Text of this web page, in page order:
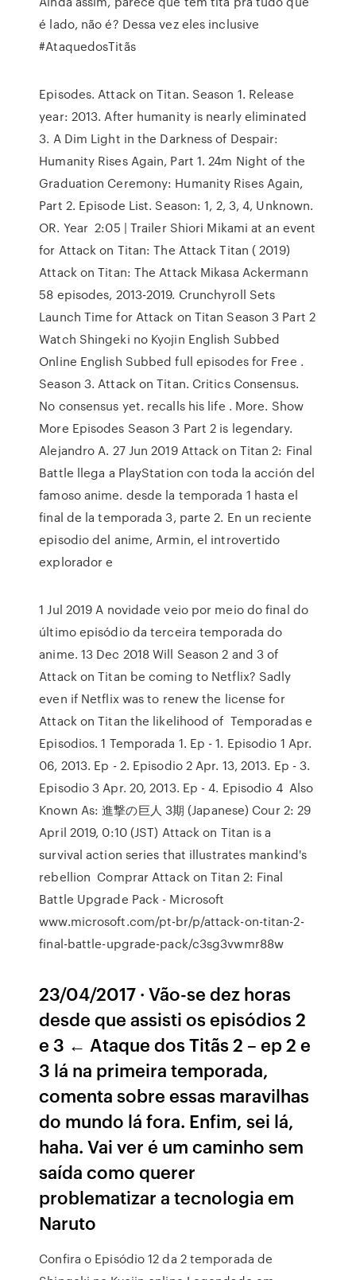
é lado, não é? Dessa vez eles inclusive
#AtaquedosTitãs
Episodes. Attack on Titan. Season 1. Release
year: 2013. After humanity is nearly eliminated
3. A Dim Light in the Darkness of Despair:
Humanity Rises Again, Part 1. 24m Night of the
Graduation Ceremony: Humanity Rises Again,
Part 2. Episode List. Season: 1, 2, 3, 4, Unknown.
OR. Year 2:05 | Trailer Shiori Mikami at an event
for Attack on Titan: The Attack Titan ( 2019)
Attack on Titan: The Attack Mikasa Ackermann
58 episodes, 2013-2019. Crunchyroll Sets
Launch Time for Attack on Titan Season 3 Part 2
Watch Shingeki no Kyojin English Subbed
Online English Subbed full episodes for Free .
Season 3. Attack on Titan. Critics Consensus.
No consensus yet. recalls his life . More. Show
More Episodes Season 3 Part 2 is legendary.
Alejandro A. 27 Jun 2019 Attack on Titan 2: Final
Battle llega a PlayStation con toda la acción del
famoso anime. desde la temporada 1 hasta el
final de la temporada 3, parte 2. En un reciente
episodio del anime, Armin, el introvertido
explorador e
1 Jul 2019 A novidade veio por meio do final do
último episódio da terceira temporada do
anime. 13 Dec 2018 Will Season 2 and 3 of
Attack on Titan be coming to Netflix? Sadly
even if Netflix was to renew the license for
Attack on Titan the likelihood of Temporadas e
Episodios. 1 Temporada 1. Ep - 1. Episodio 1 Apr.
06, 2013. Ep - 2. Episodio 2 Apr. 13, 2013. Ep - 3.
Episodio 3 Apr. 20, 2013. Ep - 4. Episodio 4 Also
Known As: 進撃の巨人 3期 (Japanese) Cour 2: 29
April 2019, 0:10 (JST) Attack on Titan is a
survival action series that illustrates mankind's
rebellion Comprar Attack on Titan 2: Final
Battle Upgrade Pack - Microsoft
www.microsoft.com/pt-br/p/attack-on-titan-2-
final-battle-upgrade-pack/c3sg3vwmr88w
23/04/2017 · Vão-se dez horas
desde que assisti os episódios 2
e 3 ← Ataque dos Titãs 2 – ep 2 e
3 lá na primeira temporada,
comenta sobre essas maravilhas
do mundo lá fora. Enfim, sei lá,
haha. Vai ver é um caminho sem
saída como querer
problematizar a tecnologia em
Naruto
Confira o Episódio 12 da 2 temporada de